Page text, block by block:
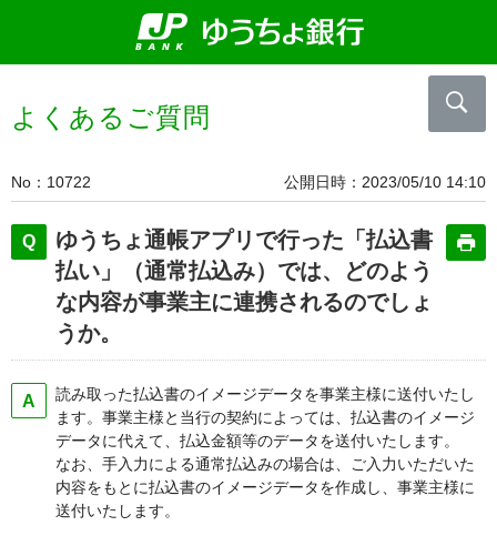
よくあるご質問
No 10722 公開日時 2023/05/10 14:10
ゆうちょ通帳アプリで行った「払込書
払い」（通常払込み）では、どのよう
な内容が事業主に連携されるのでしょ
うか。
読み取った払込書のイメージデータを事業主様に送付いたし
ます。事業主様と当行の契約によっては、払込書のイメージ
データに代えて、払込金額等のデータを送付いたします。
なお、手入力による通常払込みの場合は、ご入力いただいた
内容をもとに払込書のイメージデータを作成し、事業主様に
送付いたします。